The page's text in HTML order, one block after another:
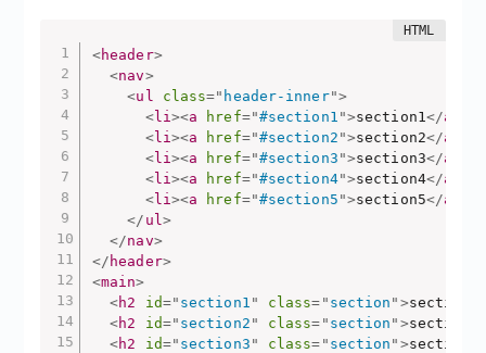
<header>
<nav>
<ul class=" header-inner">
<li ><a href="#section1 ">section1 </a
<li ><a href="#section2 ">section2</a
<li ><a href="#section3 ">section3</a
<li ><a href="#section4">section4</a
<li ><a href="#section5 ">section5</a
</ ul >
</nav>
</ header>
<main>
<h2 id=" section1 " class= " section " >section1
<h2 id=" section2 " class= " section " >section2
<h2 id=" section3 " class= " section " >section3